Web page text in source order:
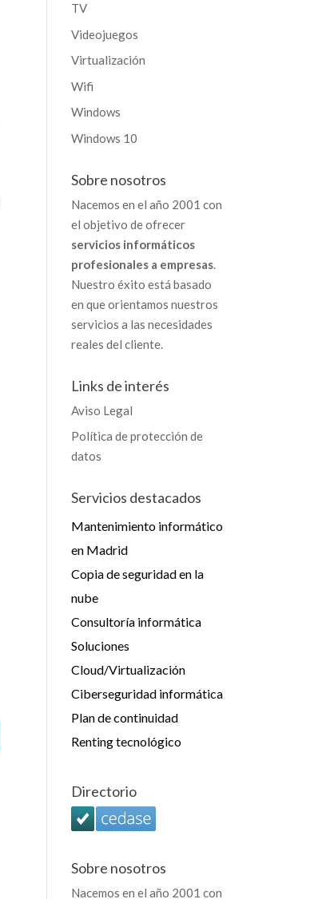
TV
Videojuegos
Virtualización
Wifi
Windows
Windows 10
Sobre nosotros
Nacemos en el año 2001 con
el objetivo de ofrecer
servicios informáticos
profesionales a empresas
Nuestro éxito está basado
en que orientamos nuestros
servicios a las necesidades
reales del cliente.
Links de interés
Aviso Legal
Política de protección de
datos
Servicios destacados
Mantenimiento informático
en Madrid
Copia de seguridad en la
nube
Consultoría informática
Soluciones
Cloud/Virtualización
Ciberseguridad informática
Plan de continuidad
Renting tecnológico
Directorio
Sobre nosotros
Nacemos en el año 2001 con